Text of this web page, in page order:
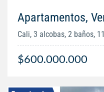
Apartamentos,
Cali, 3 alcobas, 2 baños,
$600.000.000